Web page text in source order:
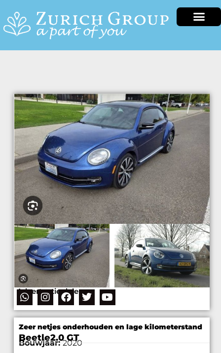
Advertentie delen
Zeer netjes onderhouden en lage kilometerstand
Beetle2.0 GT
Bouwjaar:2020